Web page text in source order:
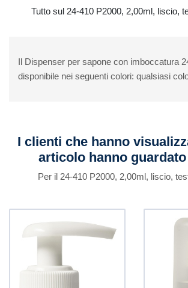
Tutto sul 24-410 P2000, 2,00ml, liscio,
Il Dispenser per sapone con imboccatura
disponibile nei seguenti colori: qualsiasi
I clienti che hanno
articolo hanno
Per il 24-410 P2000, 2,00ml, liscio,